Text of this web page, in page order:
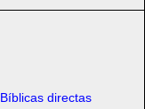
directas